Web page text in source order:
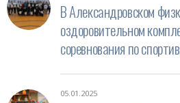
В Александровском
оздоровительном
соревнования по
05.01.2025